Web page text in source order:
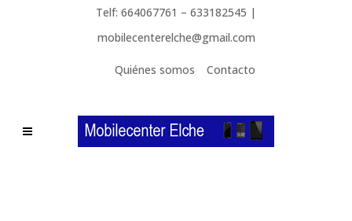
Telf: 664067761 – 633182545 |
mobilecenterelche@gmail.com
Quiénes somos Contacto